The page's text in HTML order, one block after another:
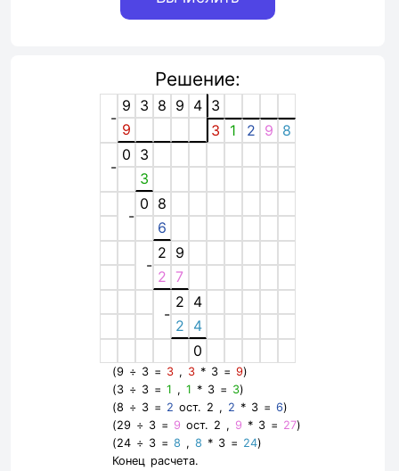
Решение:
-
9 3 8 9 4 3
9
3 1 2 9 8
-
0 3
3
-
0 8
6
-
2 9
2 7
-
2 4
2 4
0
(9 ÷ 3 = 3, 3* 3 = 9)
(3 ÷ 3 = 1 , 1 * 3 = 3)
(8 ÷ 3 = 2 ост. 2 , 2 * 3 = 6)
(29 ÷ 3 = 9 ост. 2 , 9 * 3 = 27)
(24 ÷ 3 = 8 , 8 * 3 = 24)
Конец расчета.